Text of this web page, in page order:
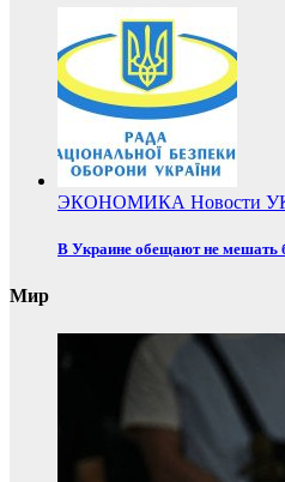
ЭКОНОМИКА Новости
В Украине обещают не мешать
Мир